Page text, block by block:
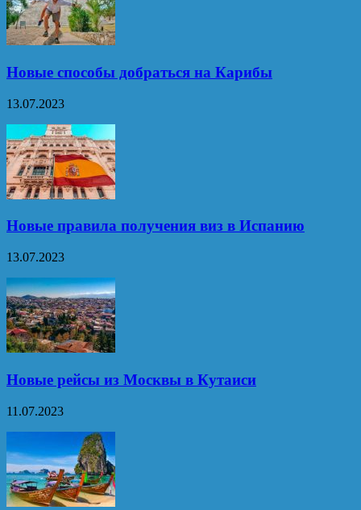
Новые способы добраться на Карибы
13.07.2023
Новые правила получения виз в Испанию
13.07.2023
Новые рейсы из Москвы в Кутаиси
11.07.2023